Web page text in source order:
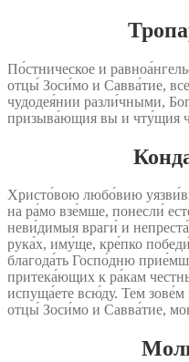
По́стническое и
отцы́ Зоси́мо и Савва́тие,
чудодея́нии разли́чными,
призыва́ющия вы и чту́щия
Христо́вою любо́вию
на ра́мо взе́мше, понесли́
неви́димыя враги́ и
рука́х, иму́ще, кре́пко
благода́ть Госпо́дню
притека́ющих к ра́кам
испуща́ете всю́ду. Тем
отцы́ Зоси́мо и Савва́тие,